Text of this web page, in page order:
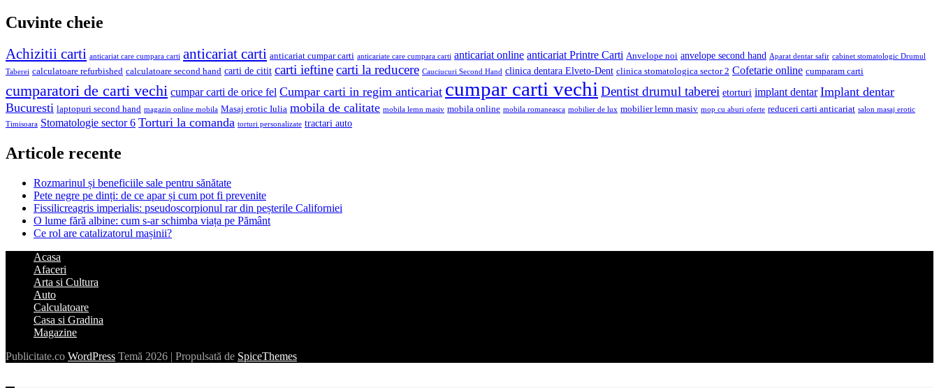
Cuvinte cheie
Achizitii carti anticariat care cumpara carti anticariat carti anticariat cumpar carti anticariate care cumpara carti anticariat online anticariat Printre Carti Anvelope noi anvelope second hand Aparat dentar safir cabinet stomatologic Drumul
Taberei calculatoare refurbished calculatoare second hand carti de citit carti ieftinecarti la reducere Cauciucuri Second Hand clinica dentara Elveto-Dent clinica stomatologica sector 2 Cofetarie online cumparam carti
cumparatori de carti vechi cumpar carti de orice fel Cumpar carti in regim anticariat cumpar carti vechi Dentist drumul taberei etorturi implant dentar Implant dentar
Bucuresti laptopuri second hand magazin online mobila Masaj erotic Iulia mobila de calitate mobila lemn masiv mobila online mobila romaneasca mobilier de lux mobilier lemn masiv mop cu aburi oferte reduceri carti anticariat salon masaj erotic
Timisoara Stomatologie sector 6 Torturi la comanda torturi personalizate tractari auto
Articole recente
Rozmarinul și beneficiile sale pentru sănătate
Pete negre pe dinți: de ce apar și cum pot fi prevenite
Fissilicreagris imperialis: pseudoscorpionul rar din peșterile Californiei
O lume fără albine: cum s-ar schimba viața pe Pământ
Ce rol are catalizatorul mașinii?
Acasa
Afaceri
Arta si Cultura
Auto
Calculatoare
Casa si Gradina
Magazine
Publicitate.co WordPress Temă 2026 | Propulsată de SpiceThemes